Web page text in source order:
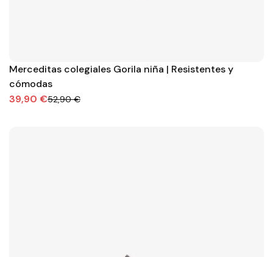
Merceditas colegiales Gorila niña | Resistentes y
cómodas
39,90 €52,90 €